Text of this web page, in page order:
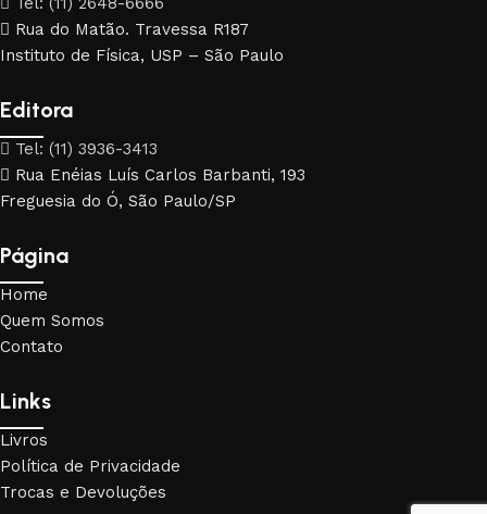
Rua do Matão. Travessa R187
Instituto de Física, USP – São Paulo
Editora
Tel: (11) 3936-3413
Rua Enéias Luís Carlos Barbanti, 193
Freguesia do Ó, São Paulo/SP
Página
Home
Quem Somos
Contato
Links
Livros
Política de Privacidade
Trocas e Devoluções